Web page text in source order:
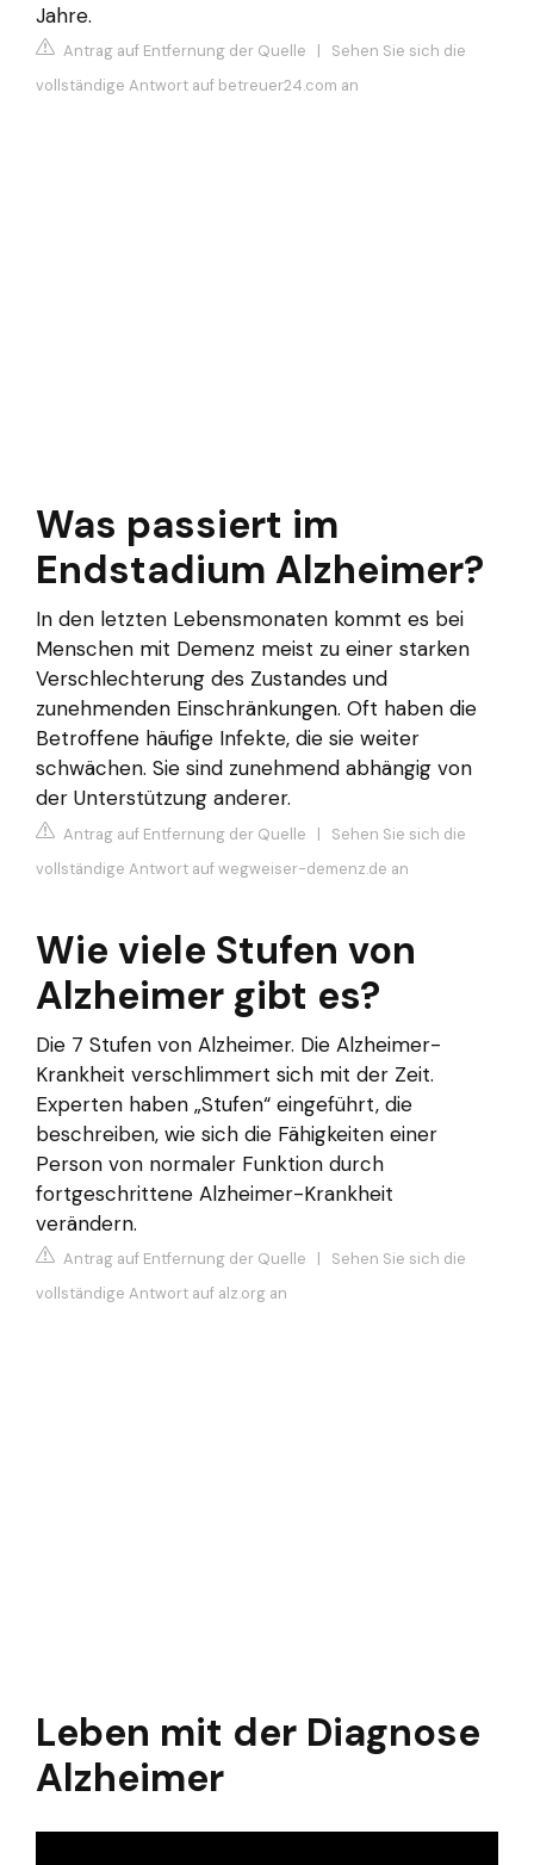
Jahre.
Antrag auf Entfernung der Quelle | Sehen Sie sich die
vollständige Antwort auf betreuer24.com an
Was passiert im
Endstadium Alzheimer?
In den letzten Lebensmonaten kommt es bei
Menschen mit Demenz meist zu einer starken
Verschlechterung des Zustandes und
zunehmenden Einschränkungen. Oft haben die
Betroffene häufige Infekte, die sie weiter
schwächen. Sie sind zunehmend abhängig von
der Unterstützung anderer.
Antrag auf Entfernung der Quelle | Sehen Sie sich die
vollständige Antwort auf wegweiser-demenz.de an
Wie viele Stufen von
Alzheimer gibt es?
Die 7 Stufen von Alzheimer. Die Alzheimer-
Krankheit verschlimmert sich mit der Zeit.
Experten haben „Stufen“ eingeführt, die
beschreiben, wie sich die Fähigkeiten einer
Person von normaler Funktion durch
fortgeschrittene Alzheimer-Krankheit
verändern.
Antrag auf Entfernung der Quelle | Sehen Sie sich die
vollständige Antwort auf alz.org an
Leben mit der Diagnose
Alzheimer